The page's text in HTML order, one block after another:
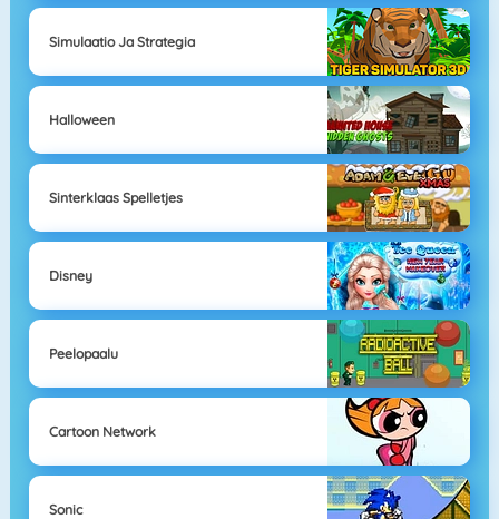
Simulaatio Ja Strategia
Halloween
Sinterklaas Spelletjes
Disney
Peelopaalu
Cartoon Network
Sonic